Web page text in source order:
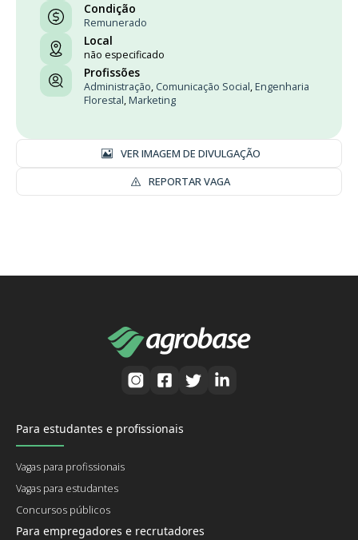
Condição
Remunerado
Local
não especificado
Profissões
Administração, Comunicação Social, Engenharia
Florestal, Marketing
VER IMAGEM DE DIVULGAÇÃO
REPORTAR VAGA
Para estudantes e profissionais
Vagas para profissionais
Vagas para estudantes
Concursos públicos
Para empregadores e recrutadores